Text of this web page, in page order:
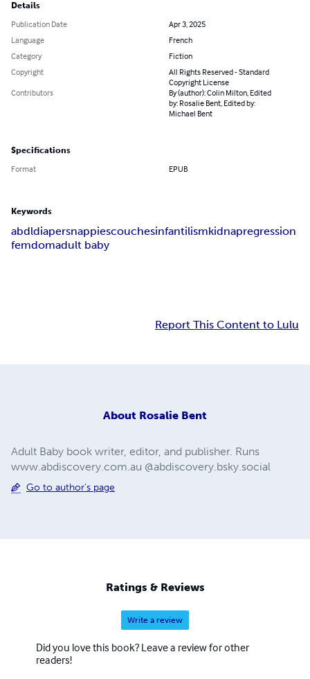
Details
Publication Date
Apr 3, 2025
Language
French
Category
Fiction
Copyright
All Rights Reserved - Standard
Copyright License
Contributors
By (author): Colin Milton, Edited
by: Rosalie Bent, Edited by:
Michael Bent
Specifications
Format EPUB
Keywords
abdldiapersnappiescouchesinfantilismkidnapregression
femdomadult baby
Report This Content to Lulu
About Rosalie Bent
Adult Baby book writer, editor, and publisher. Runs
www.abdiscovery.com.au @abdiscovery.bsky.social
Go to author's page
Ratings & Reviews
Write a review
Did you love this book? Leave a review for other
readers!